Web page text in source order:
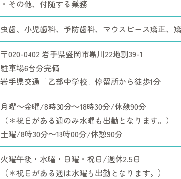
・その他、付随する業務
虫歯、小児歯科、予防歯科、マウスピース矯正、
〒020-0402 岩手県盛岡市黒川22地割39-1
駐車場6台分完備
岩手県交通「乙部中学校」停留所から徒歩1分
月曜～金曜/8時30分～18時30分/休憩90分
（＊祝日がある週のみ水曜も出勤となります。）
土曜/8時30分～18時00分/休憩90分
火曜午後・水曜・日曜・祝日/週休2.5日
（＊祝日がある週は水曜も出勤となります。）